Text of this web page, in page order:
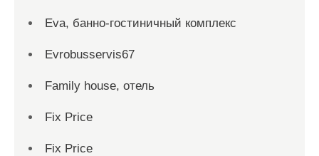
Eva, банно-гостиничный комплекс
Evrobusservis67
Family house, отель
Fix Price
Fix Price